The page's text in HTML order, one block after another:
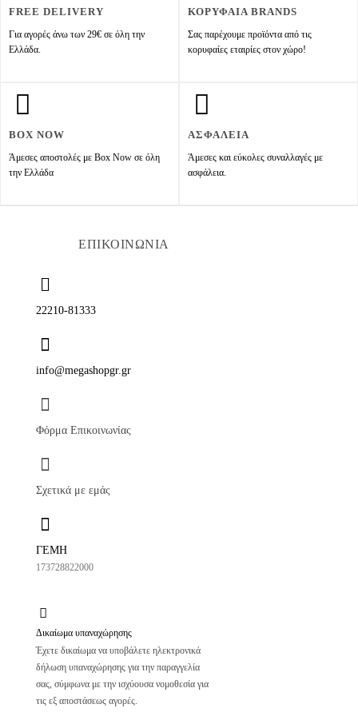
FREE DELIVERY
Για αγορές άνω των 29€ σε όλη την
Ελλάδα.
ΚΟΡΥΦΑΙΑ BRANDS
Σας παρέχουμε προϊόντα από τις
κορυφαίες εταιρίες στον χώρο!
BOX NOW
Άμεσες αποστολές με Box Now σε όλη
την Ελλάδα
ΑΣΦΑΛΕΙΑ
Άμεσες και εύκολες συναλλαγές με
ασφάλεια.
ΕΠΙΚΟΙΝΩΝΙΑ
22210-81333
info@megashopgr.gr
Φόρμα Επικοινωνίας
Σχετικά με εμάς
ΓΕΜΗ
173728822000
Δικαίωμα υπαναχώρησης
Έχετε δικαίωμα να υποβάλετε ηλεκτρονικά
δήλωση υπαναχώρησης για την παραγγελία
σας, σύμφωνα με την ισχύουσα νομοθεσία για
τις εξ αποστάσεως αγορές.